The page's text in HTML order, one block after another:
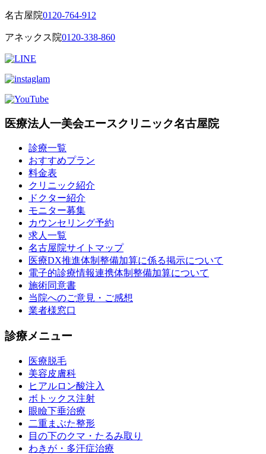
名古屋院0120-764-912
アネックス院0120-338-860
医療法人一美会エースクリニック名古屋院
診療一覧
おすすめプラン
料金表
クリニック紹介
ドクター紹介
モニター募集
カウンセリング予約
求人一覧
名古屋院サイトマップ
医療DX推進体制整備加算に係る掲示について
電子的診療情報連携体制整備加算について
施術同意書
当院へのご意見・ご感想
業者様窓口
診療メニュー
医療脱毛
美容皮膚科
ヒアルロン酸注入
ボトックス注射
眼瞼下垂治療
二重まぶた整形
目の下のクマ・たるみ取り
わきが・多汗症治療